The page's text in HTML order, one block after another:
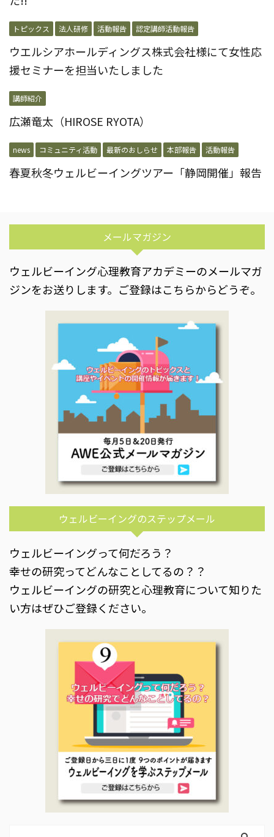
トピックス 法人研修 活動報告 認定講師活動報告
ウエルシアホールディングス株式会社様にて女性応
援セミナーを担当いたしました
講師紹介
広瀬竜太（HIROSE RYOTA）
news コミュニティ活動 最新のおしらせ 本部報告 活動報告
春夏秋冬ウェルビーイングツアー「静岡開催」報告
メールマガジン
ウェルビーイング心理教育アカデミーのメールマガ
ジンをお送りします。ご登録はこちらからどうぞ。
ウェルビーイングのステップメール
ウェルビーイングって何だろう？
幸せの研究ってどんなことしてるの？？
ウェルビーイングの研究と心理教育について知りた
い方はぜひご登録ください。